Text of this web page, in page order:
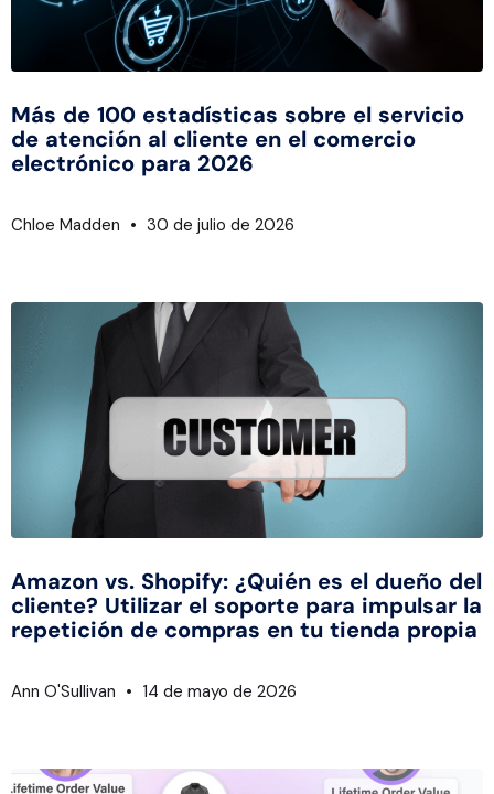
Más de 100 estadísticas sobre el servicio
de atención al cliente en el comercio
electrónico para 2026
Chloe Madden 30 de julio de 2026
Amazon vs. Shopify: ¿Quién es el dueño del
cliente? Utilizar el soporte para impulsar la
repetición de compras en tu tienda propia
Ann O'Sullivan 14 de mayo de 2026